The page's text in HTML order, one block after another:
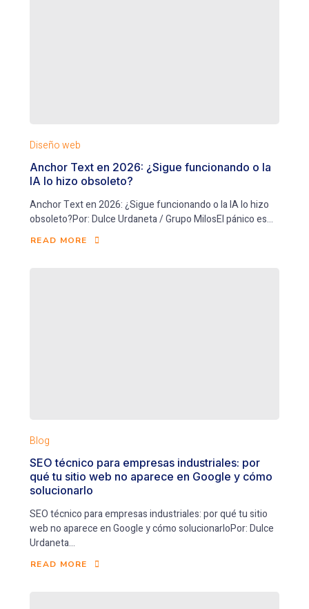
Diseño web
Anchor Text en 2026: ¿Sigue funcionando o la
IA lo hizo obsoleto?
Anchor Text en 2026: ¿Sigue funcionando o la IA lo hizo
obsoleto?Por: Dulce Urdaneta / Grupo MilosEl pánico es...
READ MORE
Blog
SEO técnico para empresas industriales: por
qué tu sitio web no aparece en Google y cómo
solucionarlo
SEO técnico para empresas industriales: por qué tu sitio
web no aparece en Google y cómo solucionarloPor: Dulce
Urdaneta...
READ MORE